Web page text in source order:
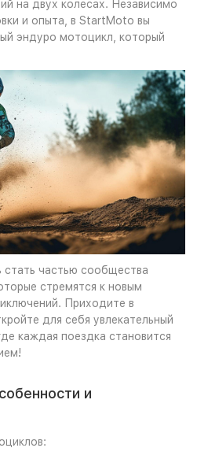
на двух колесах. Независимо
и опыта, в StartMoto вы
эндуро мотоцикл, который
частью сообщества
стремятся к новым
Приходите в
для себя увлекательный
каждая поездка становится
и